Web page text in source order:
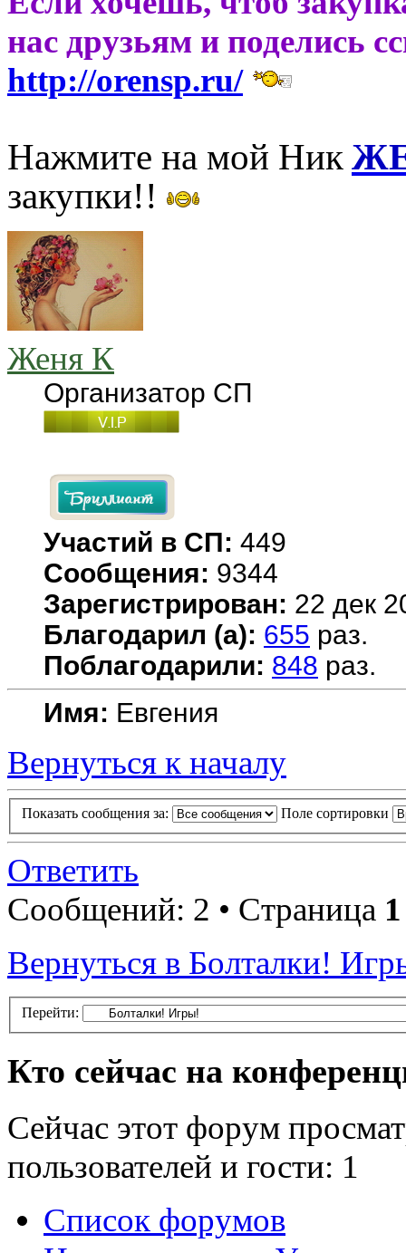
нас друзьям и поделись
http://orensp.ru/
Нажмите на мой Ник
закупки!!
Женя К
Организатор СП
Участий в СП: 449
Сообщения: 9344
Зарегистрирован: 22 дек
Благодарил (а): 655 раз.
Поблагодарили: 848 раз.
Имя: Евгения
Вернуться к началу
Показать сообщения за: Поле сортировки
Ответить
Сообщений: 2 • Страница 1
Вернуться в Болталки!
Перейти:
Кто сейчас на
Сейчас этот форум
пользователей и гости: 1
Список форумов